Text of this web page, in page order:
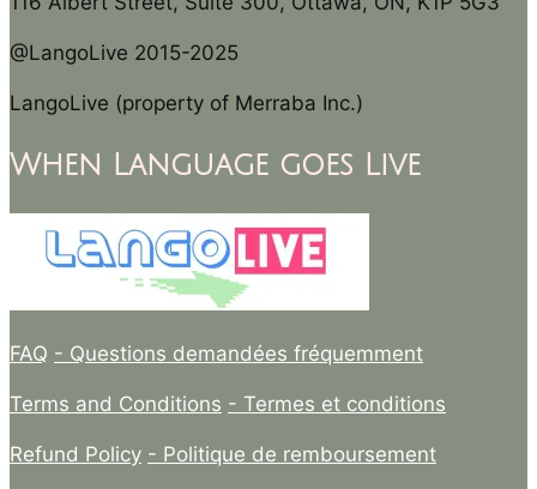
@LangoLive 2015-2025
LangoLive (property of Merraba Inc.)
When Language goes Live
FAQ - Questions demandées fréquemment
Terms and Conditions - Termes et conditions
Refund Policy - Politique de remboursement